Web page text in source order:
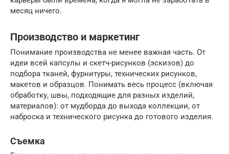
месяц ничего.
Производство и маркетинг
Понимание производства не менее важная часть. От
идеи всей капсулы и скетч-рисунков (эскизов) до
подбора тканей, фурнитуры, технических рисунков,
макетов и образцов. Понимать весь процесс (включая
обработку, швы, подходящие для разных изделий,
материалов): от мудборда до выхода коллекции, от
наброска и технического рисунка до готового изделия.
Съемка